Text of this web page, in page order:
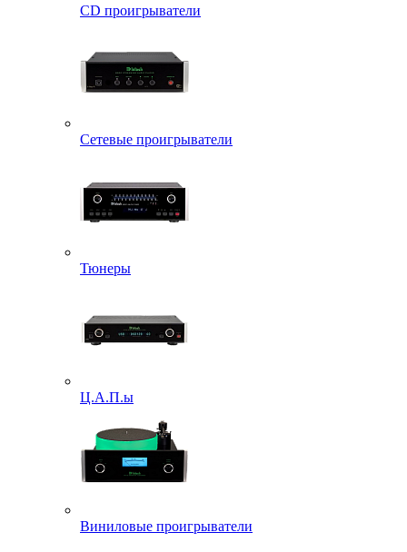
CD проигрыватели
Сетевые проигрыватели
Тюнеры
Ц.А.П.ы
Виниловые проигрыватели